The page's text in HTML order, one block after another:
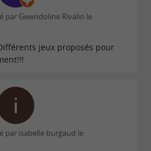
par Gwendoline Rivalin le
jeux proposés pour
par isabelle burgaud le